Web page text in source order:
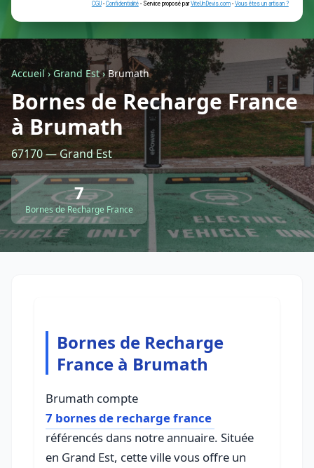
Je ne sais pas encore
Autre
Retour à la liste des métiers
CGU-Confidentialité- Service proposé parViteUnDevis.com-Vous
Accueil› Grand Est›Brumath
Bornes de Recharge France
à Brumath
67170 — Grand Est
7
Bornes de Recharge France
Bornes de Recharge
France à Brumath
Brumath compte
7 bornes de recharge france
référencés dans notre annuaire. Située
en Grand Est, cette ville vous offre un